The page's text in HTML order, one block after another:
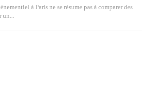
à Paris ne se résume pas à comparer des
un...